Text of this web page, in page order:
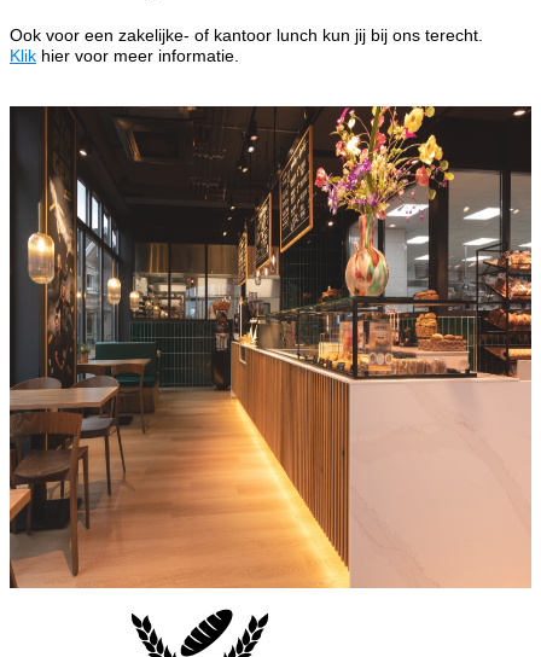
Ook voor een zakelijke- of kantoor lunch kun jij bij ons terecht.
Klik hier voor meer informatie.